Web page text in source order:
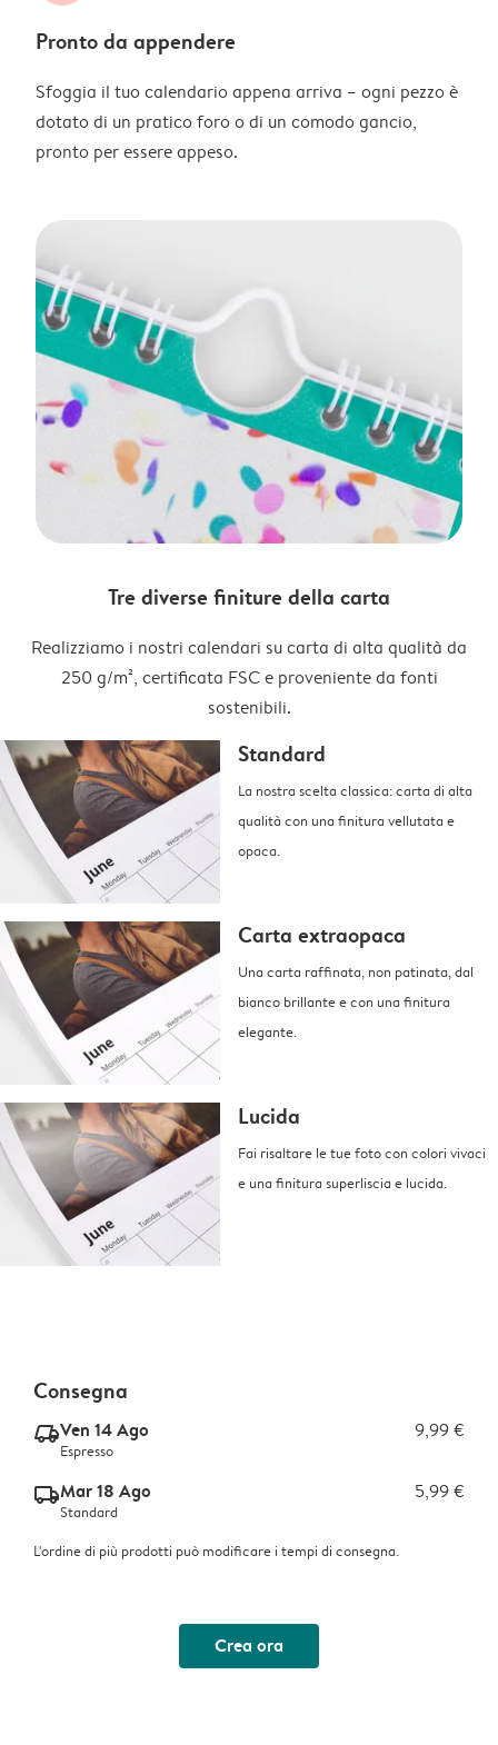
Pronto da appendere
Sfoggia il tuo calendario appena arriva – ogni pezzo è
dotato di un pratico foro o di un comodo gancio,
pronto per essere appeso.
Tre diverse finiture della carta
Realizziamo i nostri calendari su carta di alta qualità da
250 g/m², certificata FSC e proveniente da fonti
sostenibili.
Standard
La nostra scelta classica: carta di alta
qualità con una finitura vellutata e
opaca.
Carta extraopaca
Una carta raffinata, non patinata, dal
bianco brillante e con una finitura
elegante.
Lucida
Fai risaltare le tue foto con colori vivaci
e una finitura superliscia e lucida.
Consegna
delivery_express_v2Ven 14 Ago 9,99 €
Espresso
delivery_standard_v2Mar 18 Ago 5,99 €
Standard
L'ordine di più prodotti può modificare i tempi di consegna.
Crea ora